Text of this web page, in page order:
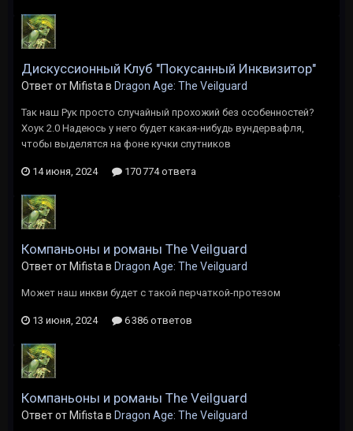
Дискуссионный Клуб "Покусанный Инквизитор"
Ответ от Mifista в Dragon Age: The Veilguard
Так наш Рук просто случайный прохожий без особенностей?
Хоук 2.0 Надеюсь у него будет какая-нибудь вундервафля,
чтобы выделятся на фоне кучки спутников
14 июня, 2024 170 774 ответа
Компаньоны и романы The Veilguard
Ответ от Mifista в Dragon Age: The Veilguard
Может наш инкви будет с такой перчаткой-протезом
13 июня, 2024 6 386 ответов
Компаньоны и романы The Veilguard
Ответ от Mifista в Dragon Age: The Veilguard